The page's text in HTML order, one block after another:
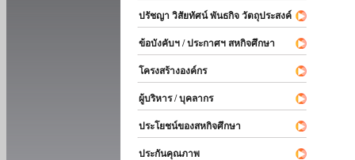
ปรัชญา วิสัยทัศน์ พันธกิจ วัตถุประสงค์
ข้อบังคับฯ / ประกาศฯ สหกิจศึกษา
โครงสร้างองค์กร
ผู้บริหาร / บุคลากร
ประโยชน์ของสหกิจศึกษา
ประกันคุณภาพ